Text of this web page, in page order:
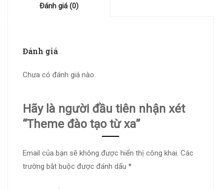
Đánh giá (0)
Đánh giá
Chưa có đánh giá nào.
Hãy là người đầu tiên nhận xét
“Theme đào tạo từ xa”
Email của bạn sẽ không được hiển thị công khai. Các
trường bắt buộc được đánh dấu *